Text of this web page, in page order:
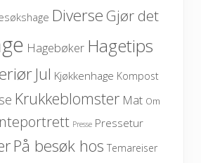
Diverse Gjør det
Hagebøker Hagetips
Jul Kjøkkenhage Kompost
Krukkeblomster Mat Om
Presse Pressetur
På besøk hos Temareiser